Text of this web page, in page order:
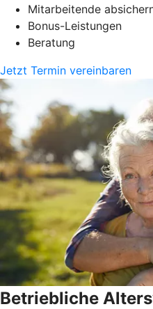
Mitarbeitende
Bonus-Leistungen
Beratung
Jetzt Termin vereinbaren
Betriebliche